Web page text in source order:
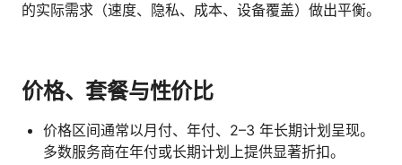
的实际需求（速度、隐私、成本、设备覆盖）做出平衡。
价格、套餐与性价比
价格区间通常以月付、年付、2–3 年长期计划呈现。
多数服务商在年付或长期计划上提供显著折扣。